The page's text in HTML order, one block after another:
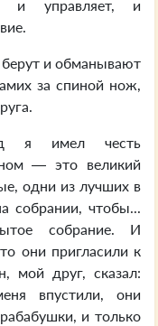
и управляет, и
и обманывают
за спиной нож,
я имел честь
— это великий
одни из лучших в
собрании, чтобы...
собрание. И
они пригласили к
мой друг, сказал:
впустили, они
и только